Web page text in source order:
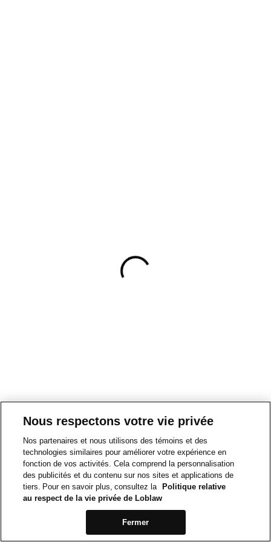
Nous respectons votre vie privée
Nos partenaires et nous utilisons des témoins et des
technologies similaires pour améliorer votre expérience en
fonction de vos activités. Cela comprend la personnalisation
des publicités et du contenu sur nos sites et applications de
tiers. Pour en savoir plus, consultez la
Politique relative
au respect de la vie privée de Loblaw
Fermer